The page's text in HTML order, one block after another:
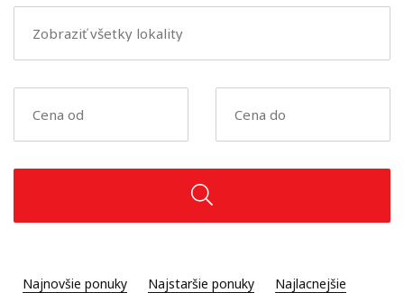
Najnovšie ponuky Najstaršie ponuky Najlacnejšie